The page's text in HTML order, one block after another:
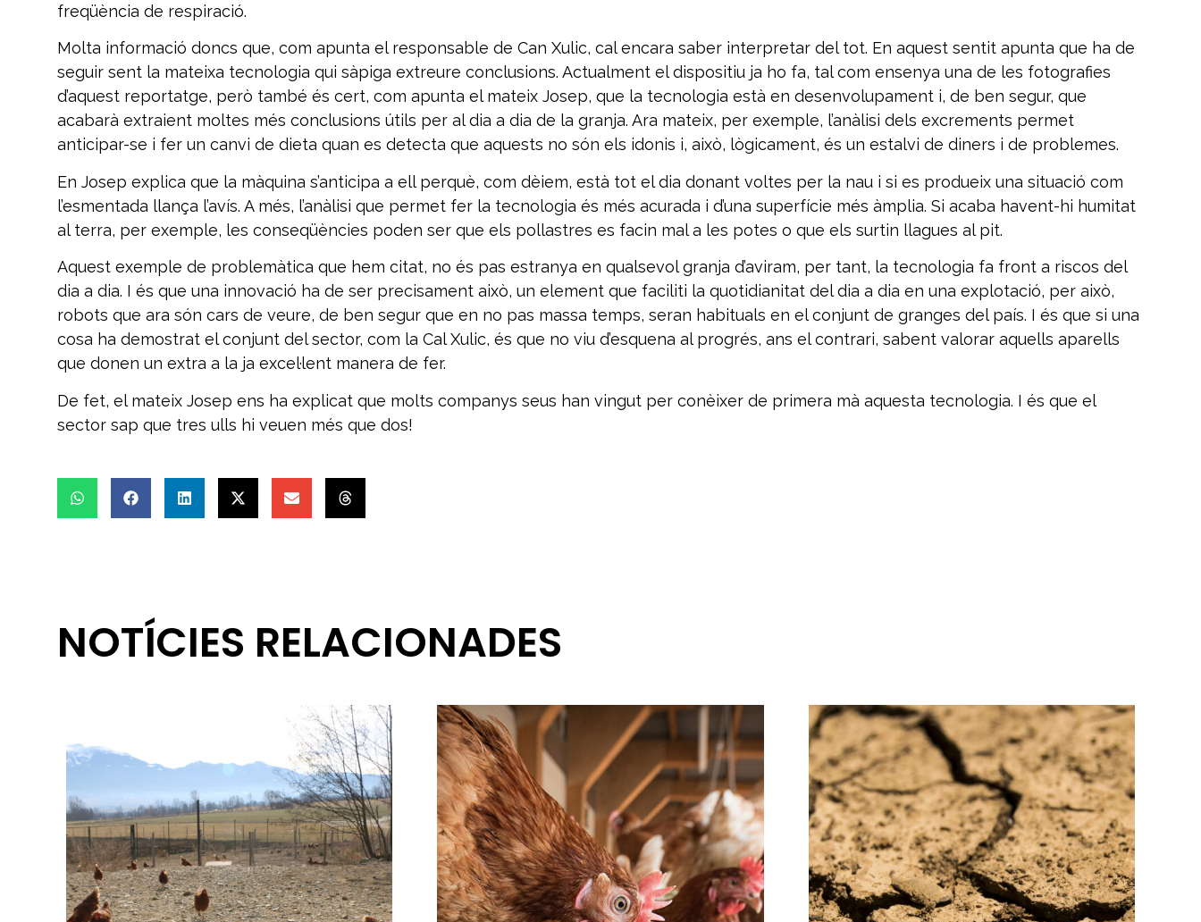
freqüència de respiració.
Molta informació doncs que, com apunta el responsable de Can Xulic, cal encara saber interpretar del tot. En aquest sentit apunta que ha de
seguir sent la mateixa tecnologia qui sàpiga extreure conclusions. Actualment el dispositiu ja ho fa, tal com ensenya una de les fotografies
d’aquest reportatge, però també és cert, com apunta el mateix Josep, que la tecnologia està en desenvolupament i, de ben segur, que
acabarà extraient moltes més conclusions útils per al dia a dia de la granja. Ara mateix, per exemple, l’anàlisi dels excrements permet
anticipar-se i fer un canvi de dieta quan es detecta que aquests no són els idonis i, això, lògicament, és un estalvi de diners i de problemes.
En Josep explica que la màquina s’anticipa a ell perquè, com dèiem, està tot el dia donant voltes per la nau i si es produeix una situació com
l’esmentada llança l’avís. A més, l’anàlisi que permet fer la tecnologia és més acurada i d’una superfície més àmplia. Si acaba havent-hi humitat
al terra, per exemple, les conseqüències poden ser que els pollastres es facin mal a les potes o que els surtin llagues al pit.
Aquest exemple de problemàtica que hem citat, no és pas estranya en qualsevol granja d’aviram, per tant, la tecnologia fa front a riscos del
dia a dia. I és que una innovació ha de ser precisament això, un element que faciliti la quotidianitat del dia a dia en una explotació, per això,
robots que ara són cars de veure, de ben segur que en no pas massa temps, seran habituals en el conjunt de granges del país. I és que si una
cosa ha demostrat el conjunt del sector, com la Cal Xulic, és que no viu d’esquena al progrés, ans el contrari, sabent valorar aquells aparells
que donen un extra a la ja excel·lent manera de fer.
De fet, el mateix Josep ens ha explicat que molts companys seus han vingut per conèixer de primera mà aquesta tecnologia. I és que el
sector sap que tres ulls hi veuen més que dos!
NOTÍCIES RELACIONADES